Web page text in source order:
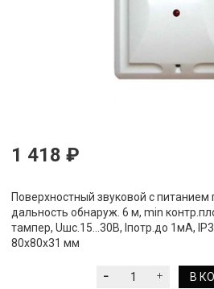
1 418 ₽
Поверхностный звуковой с
дальность обнаруж. 6 м, min
тампер, Uшс.15…30В, Iпотр.до 1мА,
80х80х31 мм
В